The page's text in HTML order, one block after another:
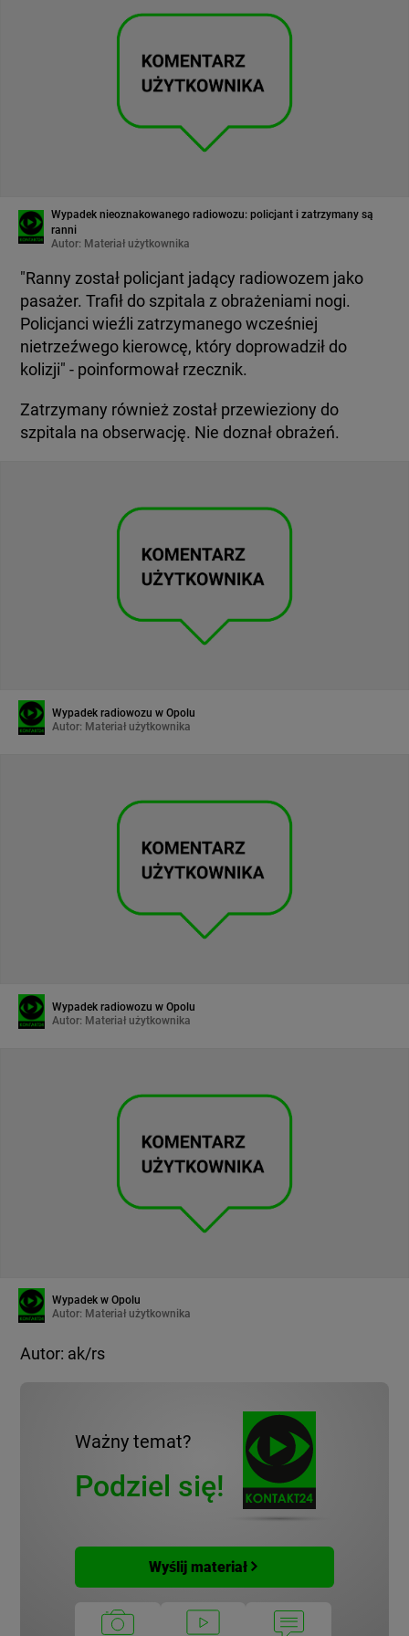
Wypadek nieoznakowanego radiowozu: policjant i zatrzymany są
ranni
Autor: Materiał użytkownika
"Ranny został policjant jadący radiowozem jako
pasażer. Trafił do szpitala z obrażeniami nogi.
Policjanci wieźli zatrzymanego wcześniej
nietrzeźwego kierowcę, który doprowadził do
kolizji" - poinformował rzecznik.
Zatrzymany również został przewieziony do
szpitala na obserwację. Nie doznał obrażeń.
Wypadek radiowozu w Opolu
Autor: Materiał użytkownika
Wypadek radiowozu w Opolu
Autor: Materiał użytkownika
Wypadek w Opolu
Autor: Materiał użytkownika
Autor: ak/rs
Ważny temat?
Podziel się!
Wyślij materiał